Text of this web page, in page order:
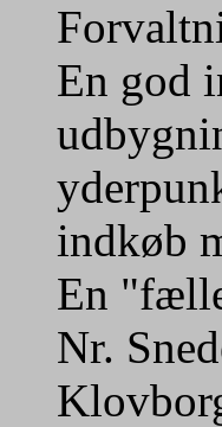
En god
indkøb
En
Nr.